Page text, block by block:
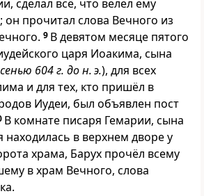
сделал всё, что велел ему
прочитал слова Вечного из
9 В девятом месяце пятого
царя Иоакима, сына
604 г. до н. э.), для всех
и для тех, кто пришёл в
Иудеи, был объявлен пост
В комнате писаря Гемарии, сына
в верхнем дворе у
храма, Барух прочёл всему
в храм Вечного, слова